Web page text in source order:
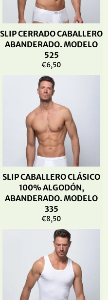
SLIP CERRADO CABALLERO
ABANDERADO. MODELO
525
Precio
habitual
€6,50
SLIP CABALLERO CLÁSICO
100% ALGODÓN,
ABANDERADO. MODELO
335
Precio
habitual
€8,50